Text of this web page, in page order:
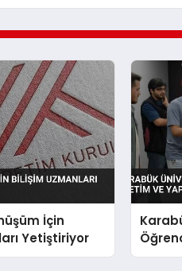
İçin
Yetiştiriyor